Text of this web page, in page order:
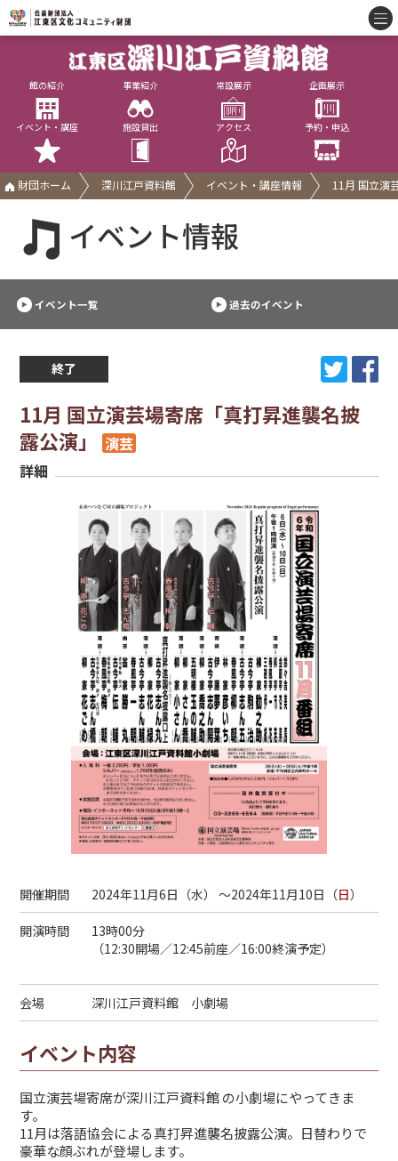
館の紹介 事業紹介 常設展示 企画展示
イベント・講座 施設貸出 アクセス 予約・申込
財団ホーム 深川江戸資料館 イベント・講座情報 11月 国立演
イベント情報
イベント一覧 過去のイベント
終了
11月 国立演芸場寄席「真打昇進襲名披
露公演」
演芸
詳細
開催期間 2024年11月6日（水） ～2024年11月10日（日）
開演時間
13時00分
（12:30開場／12:45前座／16:00終演予定）
会場 深川江戸資料館 小劇場
イベント内容
国立演芸場寄席が深川江戸資料館の小劇場にやってきま
す。
11月は落語協会による真打昇進襲名披露公演。日替わりで
豪華な顔ぶれが登場します。